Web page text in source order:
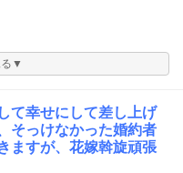
る▼
て幸せにして差し上げ
そっけなかった婚約者
ますが、花嫁斡旋頑張